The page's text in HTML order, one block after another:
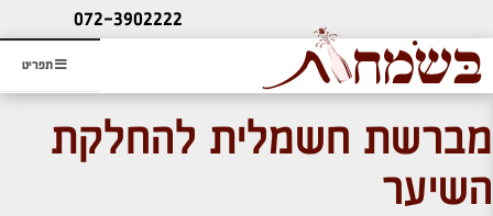
תפריט
ליעוץ חינם
והזמנת כרטיס שמחות
072-3902222
מברשת חשמלית להחלקת
השיער